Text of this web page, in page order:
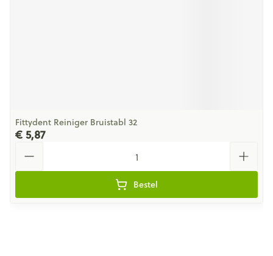
Fittydent Reiniger Bruistabl 32
€ 5,87
Bestel